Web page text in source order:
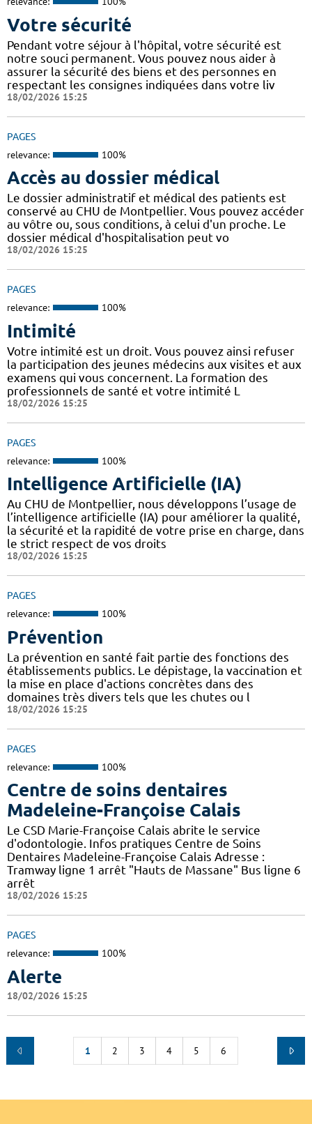
Votre sécurité
Pendant votre séjour à l'hôpital, votre sécurité est
notre souci permanent. Vous pouvez nous aider à
assurer la sécurité des biens et des personnes en
respectant les consignes indiquées dans votre liv
18/02/2026 15:25
PAGES
relevance: 100%
Accès au dossier médical
Le dossier administratif et médical des patients est
conservé au CHU de Montpellier. Vous pouvez accéder
au vôtre ou, sous conditions, à celui d'un proche. Le
dossier médical d'hospitalisation peut vo
18/02/2026 15:25
PAGES
relevance: 100%
Intimité
Votre intimité est un droit. Vous pouvez ainsi refuser
la participation des jeunes médecins aux visites et aux
examens qui vous concernent. La formation des
professionnels de santé et votre intimité L
18/02/2026 15:25
PAGES
relevance: 100%
Intelligence Artificielle (IA)
Au CHU de Montpellier, nous développons l’usage de
l’intelligence artificielle (IA) pour améliorer la qualité,
la sécurité et la rapidité de votre prise en charge, dans
le strict respect de vos droits
18/02/2026 15:25
PAGES
relevance: 100%
Prévention
La prévention en santé fait partie des fonctions des
établissements publics. Le dépistage, la vaccination et
la mise en place d'actions concrètes dans des
domaines très divers tels que les chutes ou l
18/02/2026 15:25
PAGES
relevance: 100%
Centre de soins dentaires
Madeleine-Françoise Calais
Le CSD Marie-Françoise Calais abrite le service
d'odontologie. Infos pratiques Centre de Soins
Dentaires Madeleine-Françoise Calais Adresse :
Tramway ligne 1 arrêt "Hauts de Massane" Bus ligne 6
arrêt
18/02/2026 15:25
PAGES
relevance: 100%
Alerte
18/02/2026 15:25
1 2 3 4 5 6